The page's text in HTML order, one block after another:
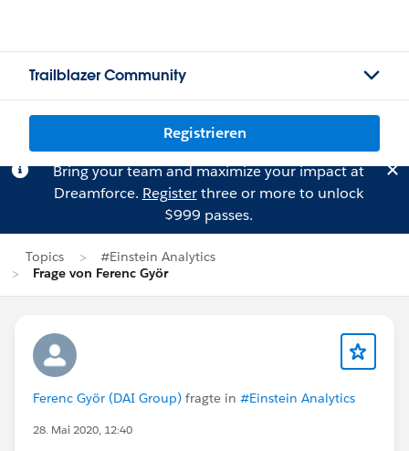
Trailblazer Community
Registrieren
Bring your team and maximize your impact at
Dreamforce. Registerthree or more to unlock
$999 passes.
Topics
#Einstein Analytics
Frage von Ferenc Györ
Ferenc Györ (DAI Group) fragte in #Einstein Analytics
28. Mai 2020, 12:40